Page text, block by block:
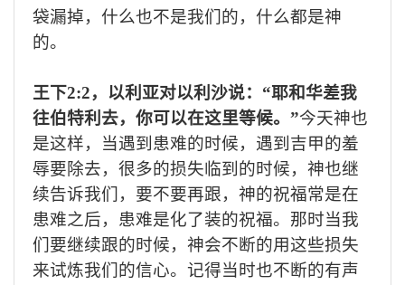
袋漏掉，什么也不是我们的，什么都是神
的。
王下2:2，以利亚对以利沙说：“耶和华差我
往伯特利去，你可以在这里等候。”今天神也
是这样，当遇到患难的时候，遇到 吉甲的羞
辱要除去，很多的损失临到的时候，神也继
续告诉我们，要不要再跟，神的祝福常是在
患难之后，患难是化了装的祝福。那时当我
们要继续跟的时候，神会不断的用这些损失
来试炼我们的信心。记得当时也不断的有声